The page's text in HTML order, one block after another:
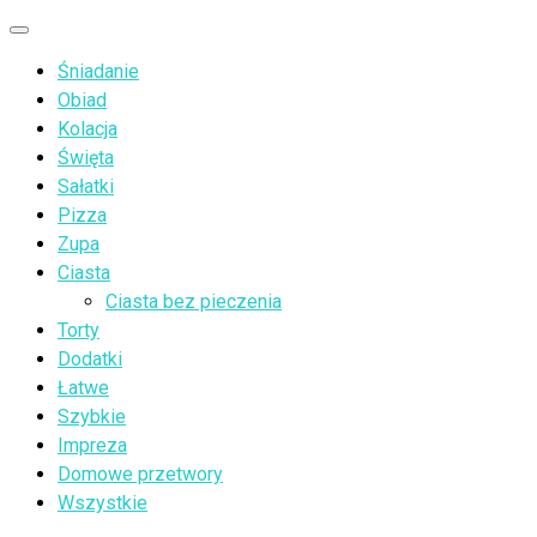
Przejdź
treści
Menu
Śniadanie
Obiad
Kolacja
Święta
Sałatki
Pizza
Zupa
Ciasta
Ciasta bez pieczenia
Torty
Dodatki
Łatwe
Szybkie
Impreza
Domowe przetwory
Wszystkie